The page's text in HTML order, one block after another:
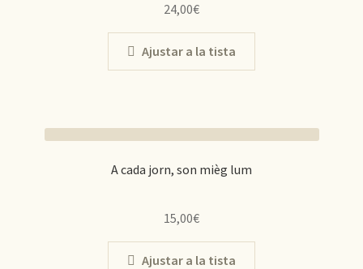
24,00€
Ajustar a la tista
A cada jorn, son mièg lum
15,00€
Ajustar a la tista